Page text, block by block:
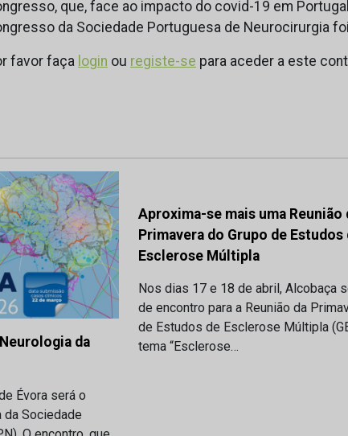
que, face ao impacto do covid-19 em
da Sociedade Portuguesa de Neurocirurgia
favor faça login ou registe-se para aceder a este
da
Évora será o
da Sociedade
Aproxima-se mais uma Reunião
Primavera do Grupo de Estudos
Esclerose Múltipla
Nos dias 17 e 18 de abril, Alcobaça
de encontro para a Reunião da
de Estudos de Esclerose Múltipla
tema “Esclerose…